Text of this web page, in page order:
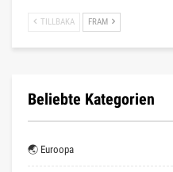
TILLBAKA FRAM
Beliebte Kategorien
🌏 Euroopa